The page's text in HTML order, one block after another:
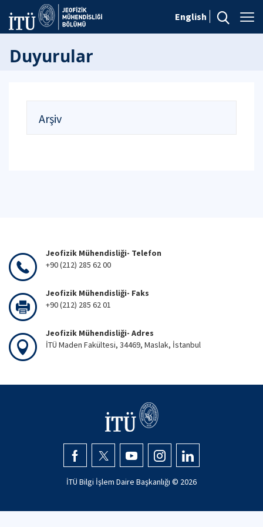
English
Duyurular
Arşiv
Jeofizik Mühendisliği- Telefon
+90 (212) 285 62 00
Jeofizik Mühendisliği- Faks
+90 (212) 285 62 01
Jeofizik Mühendisliği- Adres
İTÜ Maden Fakültesi, 34469, Maslak, İstanbul
İTÜ Bilgi İşlem Daire Başkanlığı © 2026